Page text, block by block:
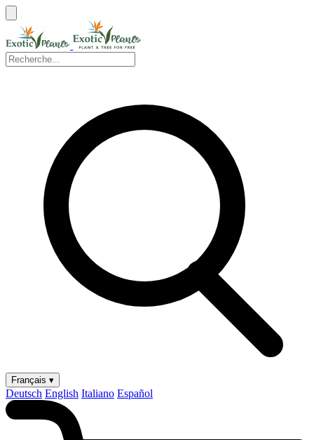
Français ▾
Deutsch English Italiano Español